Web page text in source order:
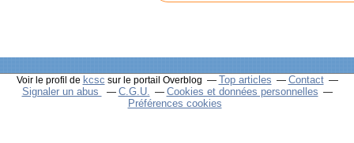
Voir le profil de kcsc sur le portail Overblog Top articles
Contact
Signaler un abus
C.G.U.
Cookies et données personnelles
Préférences cookies